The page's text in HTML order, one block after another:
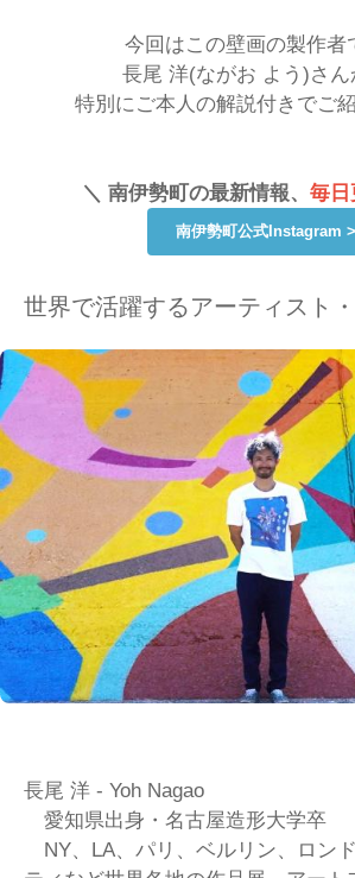
今回はこの壁画の製作者
長尾 洋(ながお よう)さん
特別にご本人の解説付きでご紹
＼ 南伊勢町の最新情報、 毎日
南伊勢町公式Instagram >
世界で活躍するアーティスト
長尾 洋 - Yoh Nagao
愛知県出身・名古屋造形大学卒
NY、LA、パリ、ベルリン、ロン